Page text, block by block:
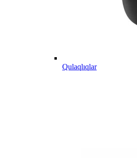
Qulaqlıqlar